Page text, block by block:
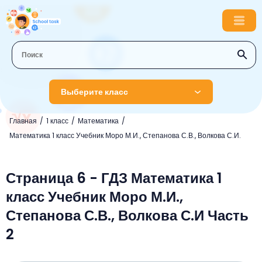
Выберите класс
Главная 1 класс
Математика
Математика 1 класс Учебник Моро М.И., Степанова С.В., Волкова С.И.
1 класс
Русский язык
Литературное чтение
Окружающий мир
Математика
Английский язык
Информатика
3 класс
Музыка
Окружающий мир
4 класс
Английский язык
Страница 6 - ГДЗ Математика 1
класс Учебник Моро М.И.,
Степанова С.В., Волкова С.И Часть
2